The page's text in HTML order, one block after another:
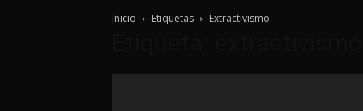
Inicio Etiquetas Extractivismo